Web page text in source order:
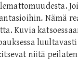
Nämä
Kuvia
niitä